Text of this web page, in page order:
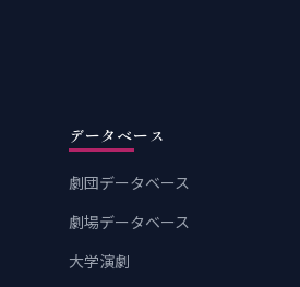
データベース
劇団データベース
劇場データベース
大学演劇